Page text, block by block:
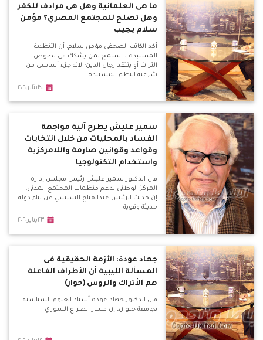
ما هى العلمانية وهل هى مرادف للكفر
وهل تصلح للمجتمع المصري؟ مؤمن
سلام يجيب
أكد الكاتب الصحفي مؤمن سلام، أن الأنظمة
المستبدة لا تسمح لمن يشكك فى نصوص
التراث أو ينتقد رجال الدين؛ لانه جزء أساسي من
شرعية النظم المستبدة.
٣٠يناير٢٠٢٠
سمير عليش يطرح آلية مواجهة
الفساد بالمحليات من خلال انتخابات
وقواعد وقوانين صارمة واللامركزية
واستخدام التكنولوجيا
قال الدكتور سمير عليش رئيس مجلس إدارة
المركز الوطني لدعم منظمات المجتمع المدني،
إن حديث الرئيس عبدالفتاح السيسي عن بناء دولة
حديثة وقوية
٢٣يناير٢٠٢٠
جهاد عودة: الأزمة الحقيقية فى
المسألة الليبية أن الأطراف الفاعلة
هم الأتراك والروس (حوار)
قال الدكتور جهاد عودة أستاذ العلوم السياسية
بجامعة حلوان، إن مسار الصراع السوري